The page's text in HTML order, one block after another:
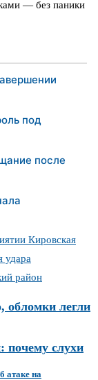
— без паники
под
после
Кировская
удара
район
обломки легли
почему слухи
атаке на